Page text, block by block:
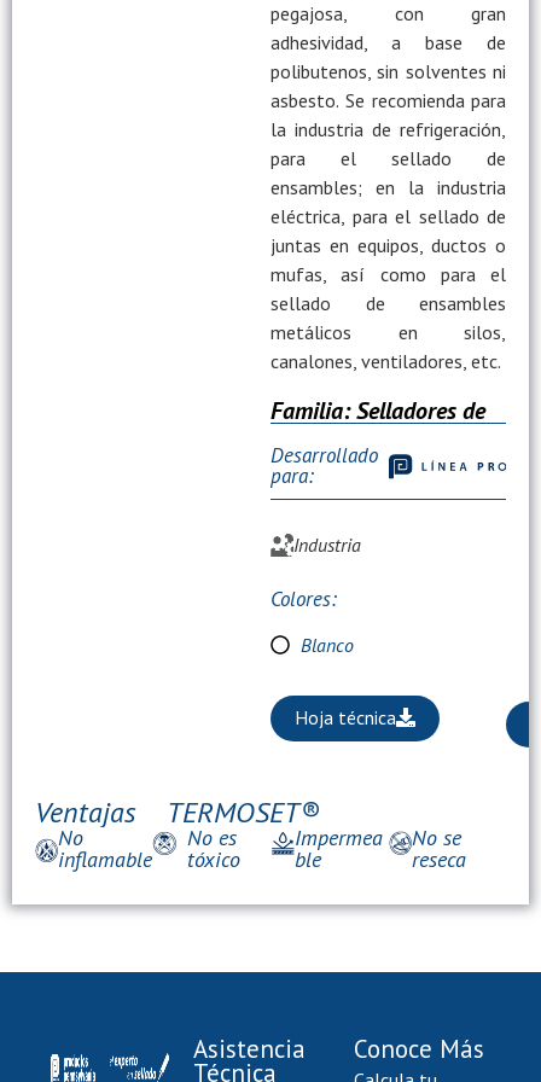
pegajosa, con gran
adhesividad, a base de
polibutenos, sin solventes ni
asbesto. Se recomienda para
la industria de refrigeración,
para el sellado de
ensambles; en la industria
eléctrica, para el sellado de
juntas en equipos, ductos o
mufas, así como para el
sellado de ensambles
metálicos en silos,
canalones, ventiladores, etc.
Familia:Selladores de
Poliuretano
Desarrollado
para:
Industria
Colores:
Blanco
Hoja técnica
Ventajas TERMOSET®
No
inflamable
No es
tóxico
Impermea
ble
No se
reseca
Asistencia
Técnica
Conoce Más